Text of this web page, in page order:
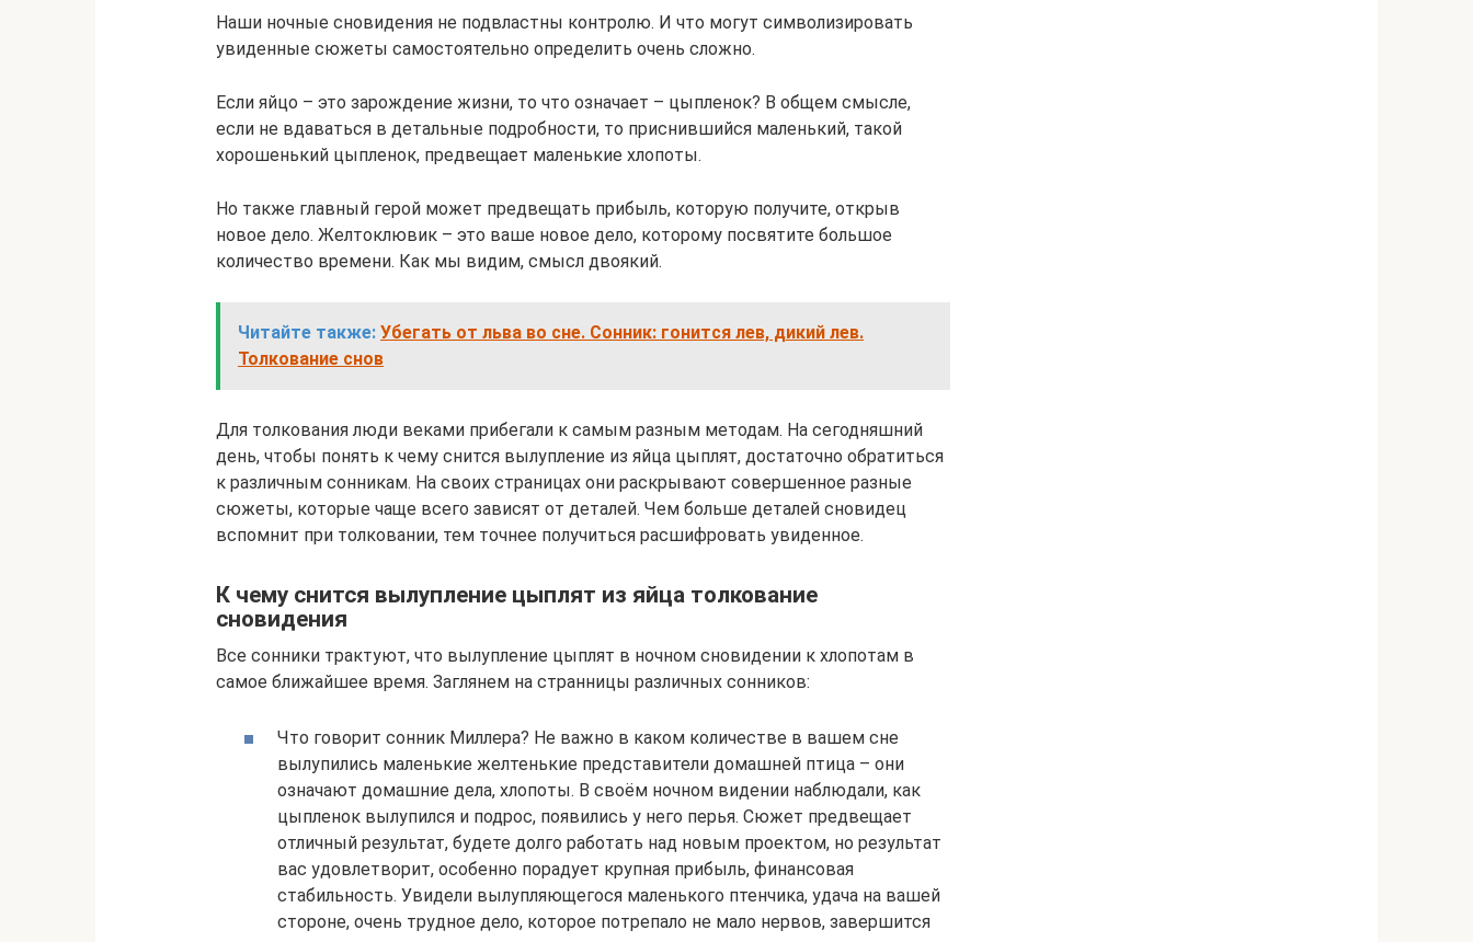
Наши ночные сновидения не подвластны контролю. И что могут символизировать
увиденные сюжеты самостоятельно определить очень сложно.
Если яйцо – это зарождение жизни, то что означает – цыпленок? В общем смысле,
если не вдаваться в детальные подробности, то приснившийся маленький, такой
хорошенький цыпленок, предвещает маленькие хлопоты.
Но также главный герой может предвещать прибыль, которую получите, открыв
новое дело. Желтоклювик – это ваше новое дело, которому посвятите большое
количество времени. Как мы видим, смысл двоякий.
Читайте также: Убегать от льва во сне. Сонник: гонится лев, дикий лев.
Толкование снов
Для толкования люди веками прибегали к самым разным методам. На сегодняшний
день, чтобы понять к чему снится вылупление из яйца цыплят, достаточно обратиться
к различным сонникам. На своих страницах они раскрывают совершенное разные
сюжеты, которые чаще всего зависят от деталей. Чем больше деталей сновидец
вспомнит при толковании, тем точнее получиться расшифровать увиденное.
К чему снится вылупление цыплят из яйца толкование
сновидения
Все сонники трактуют, что вылупление цыплят в ночном сновидении к хлопотам в
самое ближайшее время. Заглянем на странницы различных сонников:
Что говорит сонник Миллера? Не важно в каком количестве в вашем сне
вылупились маленькие желтенькие представители домашней птица – они
означают домашние дела, хлопоты. В своём ночном видении наблюдали, как
цыпленок вылупился и подрос, появились у него перья. Сюжет предвещает
отличный результат, будете долго работать над новым проектом, но результат
вас удовлетворит, особенно порадует крупная прибыль, финансовая
стабильность. Увидели вылупляющегося маленького птенчика, удача на вашей
стороне, очень трудное дело, которое потрепало не мало нервов, завершится